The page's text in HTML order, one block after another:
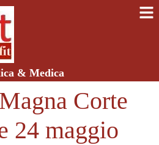
& Medica
Corte
24 maggio